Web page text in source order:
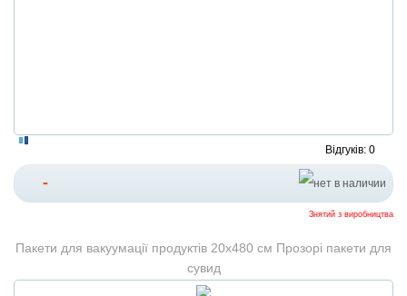
Відгуків: 0
-
Знятий з виробництва
Пакети для вакуумації продуктів 20x480 см Прозорі пакети для
сувид